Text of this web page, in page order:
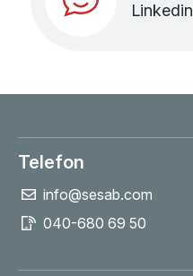
Linkedin
Telefon
info@sesab.com
040-680 69 50